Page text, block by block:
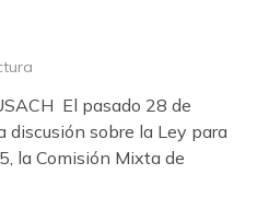
El pasado 28 de
discusión sobre la Ley para
la Comisión Mixta de